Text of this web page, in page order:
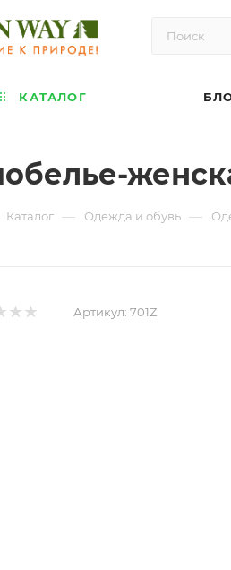
КАТАЛОГ
Каталог — Одежда и обувь —
Артикул: 701Z